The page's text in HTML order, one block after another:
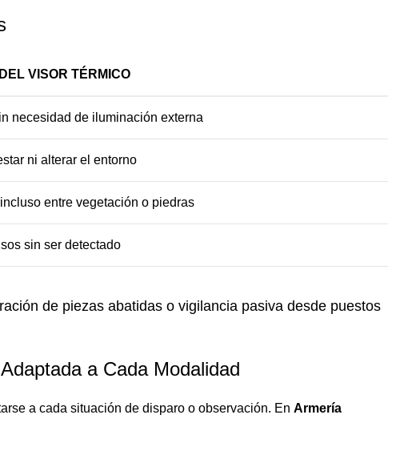
VISOR TÉRMICO
necesidad de iluminación externa
ni alterar el entorno
entre vegetación o piedras
sin ser detectado
de piezas abatidas o vigilancia pasiva desde puestos
a Cada Modalidad
a cada situación de disparo o observación. En Armería